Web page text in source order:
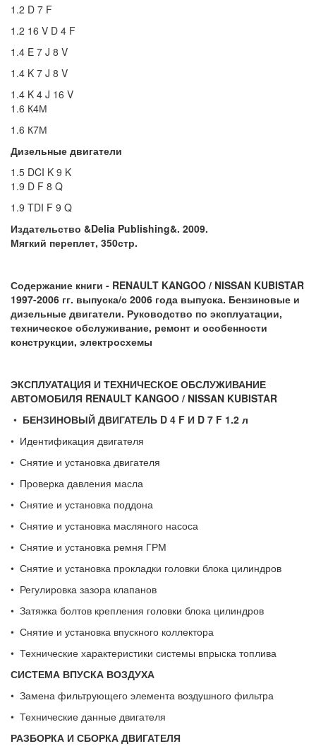
1.2 D 7 F
1.2 16 V D 4 F
1.4 E 7 J 8 V
1.4 K 7 J 8 V
1.4 K 4 J 16 V
1.6 К4М
1.6 К7М
Дизельные двигатели
1.5 DCI K 9 K
1.9 D F 8 Q
1.9 TDI F 9 Q
Издательство &Delia Publishing&. 2009.
Мягкий переплет, 350стр.
Содержание книги - RENAULT KANGOO / NISSAN KUBISTAR
1997-2006 гг. выпуска/с 2006 года выпуска. Бензиновые и
дизельные двигатели. Руководство по эксплуатации,
техническое обслуживание, ремонт и особенности
конструкции, электросхемы
ЭКСПЛУАТАЦИЯ И ТЕХНИЧЕСКОЕ ОБСЛУЖИВАНИЕ
АВТОМОБИЛЯ RENAULT KANGOO / NISSAN KUBISTAR
• БЕНЗИНОВЫЙ ДВИГАТЕЛЬ D 4 F И D 7 F 1.2 л
• Идентификация двигателя
• Снятие и установка двигателя
• Проверка давления масла
• Снятие и установка поддона
• Снятие и установка масляного насоса
• Снятие и установка ремня ГРМ
• Снятие и установка прокладки головки блока цилиндров
• Регулировка зазора клапанов
• Затяжка болтов крепления головки блока цилиндров
• Снятие и установка впускного коллектора
• Технические характеристики системы впрыска топлива
СИСТЕМА ВПУСКА ВОЗДУХА
• Замена фильтрующего элемента воздушного фильтра
• Технические данные двигателя
РАЗБОРКА И СБОРКА ДВИГАТЕЛЯ